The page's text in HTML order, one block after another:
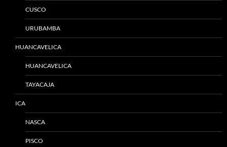
CUSCO
URUBAMBA
HUANCAVELICA
HUANCAVELICA
TAYACAJA
ICA
NASCA
PISCO